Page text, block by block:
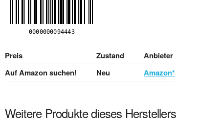
Preis Zustand
Anbieter
Auf Amazon suchen!
Neu Amazon*
Weitere Produkte dieses Herstellers